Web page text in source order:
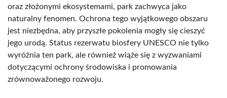
oraz złożonymi ekosystemami, park zachwyca jako
naturalny fenomen. Ochrona tego wyjątkowego obszaru
jest niezbędna, aby przyszłe pokolenia mogły się cieszyć
jego urodą. Status rezerwatu biosfery UNESCO nie tylko
wyróżnia ten park, ale również wiąże się z wyzwaniami
dotyczącymi ochrony środowiska i promowania
zrównoważonego rozwoju.